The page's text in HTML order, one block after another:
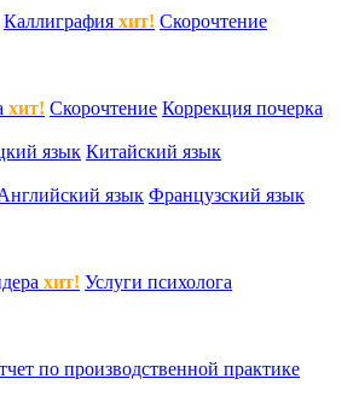
Каллиграфия хит! Скорочтение
хит! Скорочтение Коррекция почерка
язык Китайский язык
язык Французский язык
хит! Услуги психолога
по производственной практике